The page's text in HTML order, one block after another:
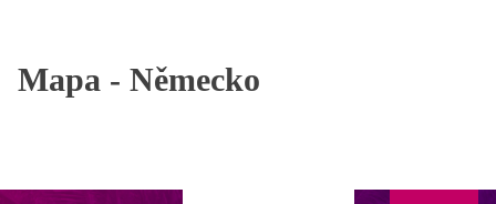
Mapa - Německo